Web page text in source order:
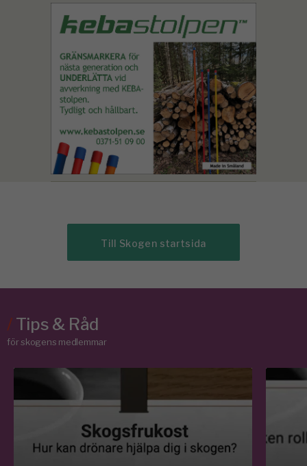
Till Skogen startsida
/Tips & Råd
för skogens medlemmar